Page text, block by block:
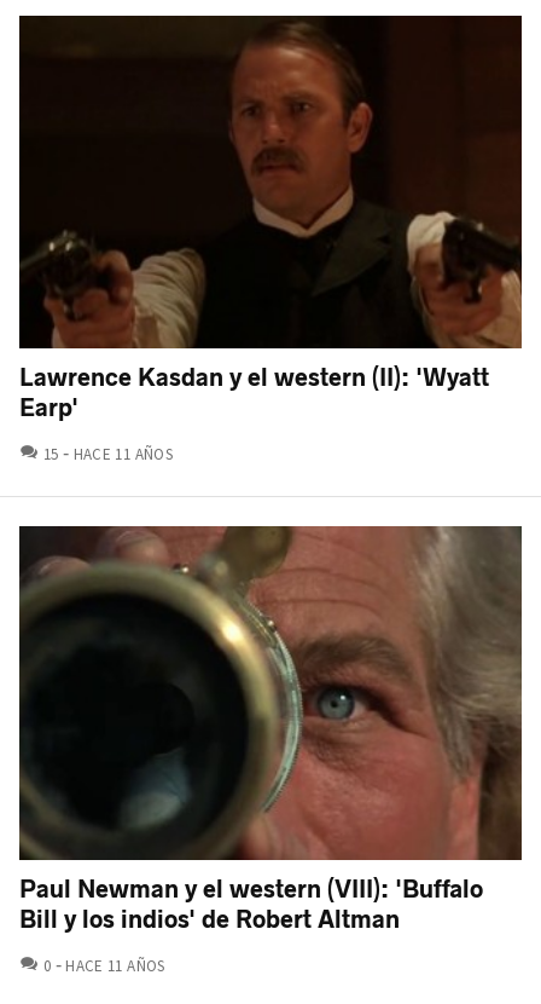
Lawrence Kasdan y el western (II): 'Wyatt
Earp'
15 COMENTARIOS
HACE 11 AÑOS
Paul Newman y el western (VIII): 'Buffalo
Bill y los indios' de Robert Altman
0 COMENTARIOS
HACE 11 AÑOS